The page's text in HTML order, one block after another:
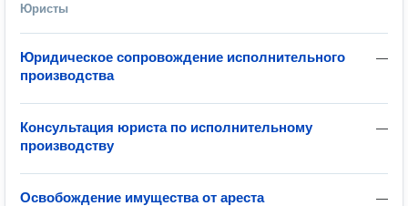
Юристы
—
Юридическое сопровождение исполнительного
производства
—
Консультация юриста по исполнительному
производству
—
Освобождение имущества от ареста